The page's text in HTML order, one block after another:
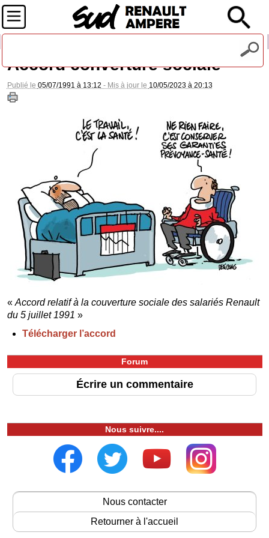
Accord converture sociale
Publié le 05/07/1991 à 13:12 - Mis à jour le 10/05/2023 à 20:13
« Accord relatif à la couverture sociale des salariés Renault
du 5 juillet 1991 »
Télécharger l’accord
Forum
Écrire un commentaire
Nous suivre....
Nous contacter
Retourner à l'accueil